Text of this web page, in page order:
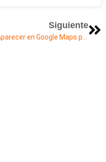
Siguiente
Aparecer en Google Maps primeros resultados en tu ciudad